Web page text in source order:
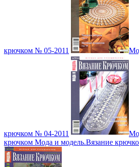
крючком № 05-2011
крючком № 04-2011
крючком Мода и модель.Вязание